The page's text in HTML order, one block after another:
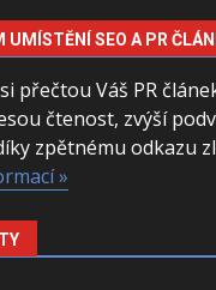
UMÍSTĚNÍ SEO A PR
přečtou Váš PR
čtenost, zvýší
zpětnému odkazu
»